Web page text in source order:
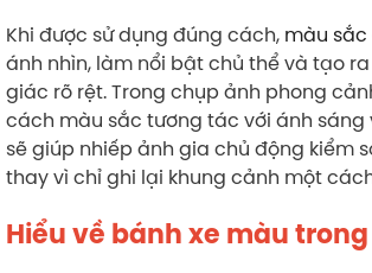
Khi được sử dụng đúng cách, màu sắc
ánh nhìn, làm nổi bật chủ thể và tạo
giác rõ rệt. Trong chụp ảnh phong
cách màu sắc tương tác với ánh sáng
sẽ giúp nhiếp ảnh gia chủ động kiểm
thay vì chỉ ghi lại khung cảnh một
Hiểu về bánh xe màu